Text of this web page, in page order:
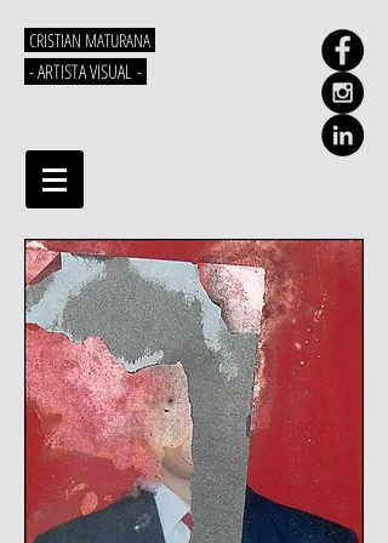
CRISTIAN MATURANA
- ARTISTA VISUAL -